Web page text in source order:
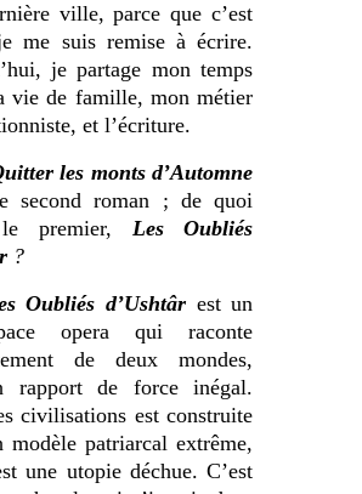
ville, parce que c’est
me suis remise à écrire.
je partage mon temps
vie de famille, mon métier
et l’écriture.
les monts d’Automne
second roman ; de quoi
premier, Les Oubliés
?
Oubliés d’Ushtâr est un
opera qui raconte
de deux mondes,
rapport de force inégal.
civilisations est construite
modèle patriarcal extrême,
une utopie déchue. C’est